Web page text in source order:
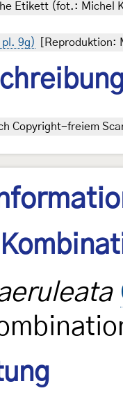
Etikett (fot.: Michel
9g) [Reproduktion:
Copyright-freiem